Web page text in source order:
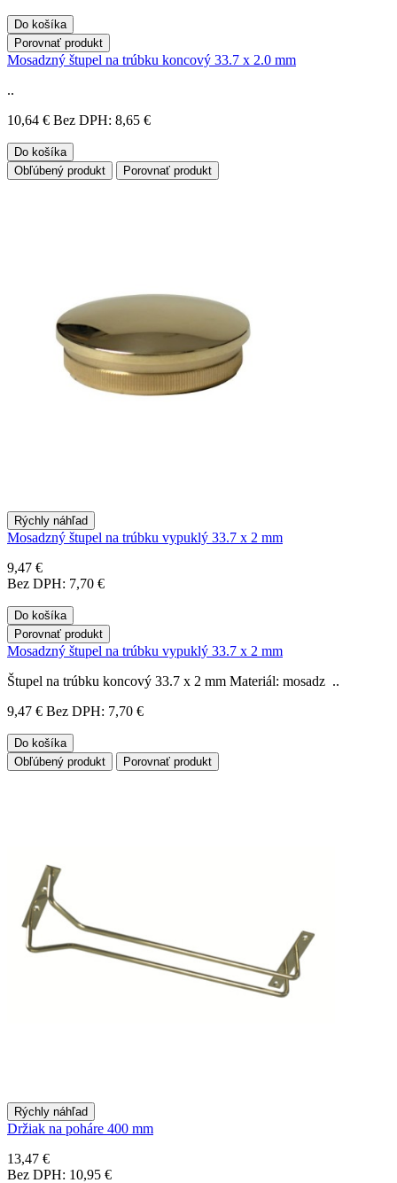
Do košíka
Porovnať produkt
Mosadzný štupel na trúbku koncový 33.7 x 2.0 mm
..
10,64 € Bez DPH: 8,65 €
Do košíka
Obľúbený produkt
Porovnať produkt
Rýchly náhľad
Mosadzný štupel na trúbku vypuklý 33.7 x 2 mm
9,47 €
Bez DPH: 7,70 €
Do košíka
Porovnať produkt
Mosadzný štupel na trúbku vypuklý 33.7 x 2 mm
Štupel na trúbku koncový 33.7 x 2 mm Materiál: mosadz ..
9,47 € Bez DPH: 7,70 €
Do košíka
Obľúbený produkt
Porovnať produkt
Rýchly náhľad
Držiak na poháre 400 mm
13,47 €
Bez DPH: 10,95 €